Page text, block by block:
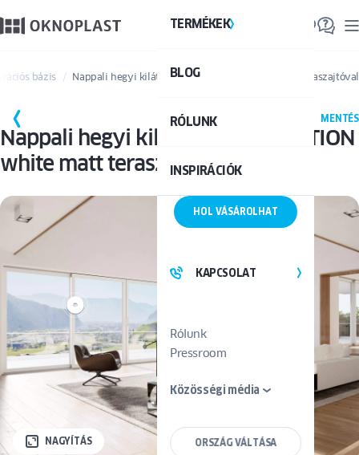
TERMÉKEK
BLOG
RÓLUNK
INSPIRÁCIÓK
HOL VÁSÁROLHAT
KAPCSOLAT
Rólunk
Pressroom
Közösségi média
ORSZÁG VÁLTÁSA
bázis Nappali hegyi kilátással, HST MOTION white matt teraszajtóval
MENTÉS
Nappali hegyi kilátással, HST MOTION
white matt teraszajtóval
NAGYÍTÁS